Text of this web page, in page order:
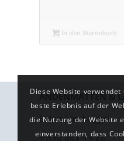
In den Warenkorb
ANDENMATTEN &
Lukas Lambrigger
Diese Website verwendet
beste Erlebnis auf der
die Nutzung der Website
einverstanden, dass